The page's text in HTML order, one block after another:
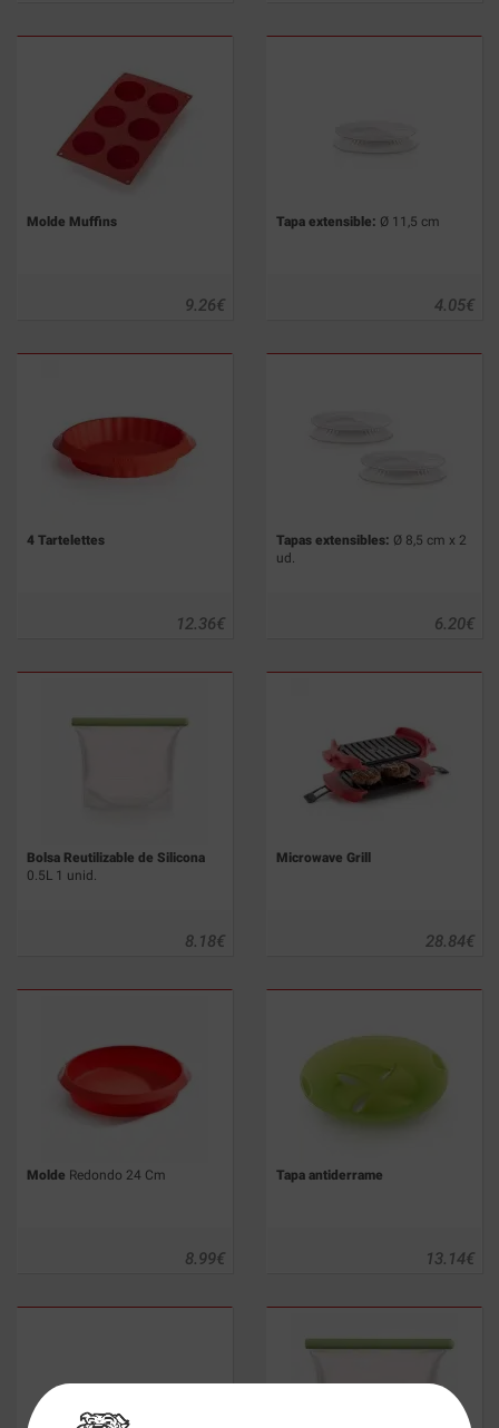
Molde Muffins
€
9.26
Tapa extensible: Ø 11,5 cm
€
4.05
4 Tartelettes
€
12.36
Tapas extensibles: Ø 8,5 cm x 2
ud.
€
6.20
Bolsa Reutilizable de Silicona
0.5L 1 unid.
€
8.18
Microwave Grill
€
28.84
Molde Redondo 24 Cm
€
8.99
Tapa antiderrame
€
13.14